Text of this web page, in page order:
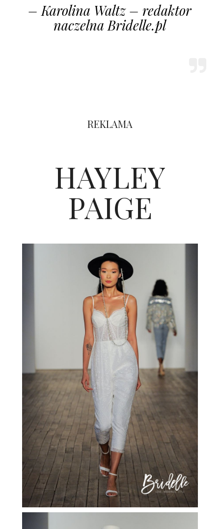
– Karolina Waltz – redaktor
naczelna Bridelle.pl
REKLAMA
HAYLEY
PAIGE